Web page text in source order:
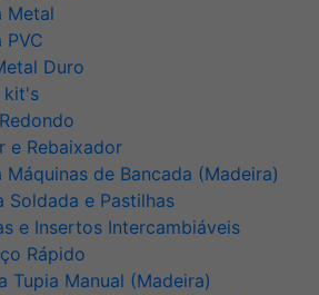
Metal
PVC
Duro
kit's
e Rebaixador
Máquinas de Bancada (Madeira)
Soldada e Pastilhas
e Insertos Intercambiáveis
Rápido
Tupia Manual (Madeira)